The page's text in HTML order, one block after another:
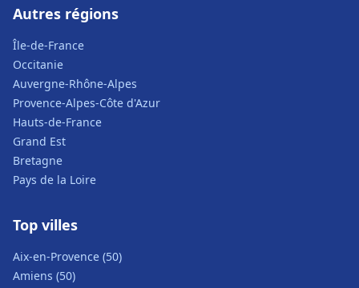
Autres régions
Île-de-France
Occitanie
Auvergne-Rhône-Alpes
Provence-Alpes-Côte d'Azur
Hauts-de-France
Grand Est
Bretagne
Pays de la Loire
Top villes
Aix-en-Provence (50)
Amiens (50)